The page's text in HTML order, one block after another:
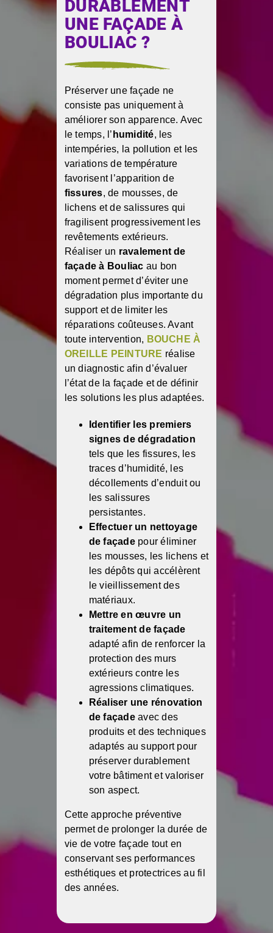
DURABLEMENT
UNE FAÇADE À
BOULIAC ?
Préserver une façade ne
consiste pas uniquement à
améliorer son apparence. Avec
le temps, l’ humidité, les
intempéries, la pollution et les
variations de température
favorisent l’apparition de
fissures, de mousses, de
lichens et de salissures qui
fragilisent progressivement les
revêtements extérieurs.
Réaliser un ravalement de
façade à Bouliac au bon
moment permet d’éviter une
dégradation plus importante du
support et de limiter les
réparations coûteuses. Avant
toute intervention, BOUCHE À
OREILLE PEINTURE réalise
un diagnostic afin d’évaluer
l’état de la façade et de définir
les solutions les plus adaptées.
Identifier les premiers
signes de dégradation
tels que les fissures, les
traces d’humidité, les
décollements d’enduit ou
les salissures
persistantes.
Effectuer un nettoyage
de façadepour éliminer
les mousses, les lichens et
les dépôts qui accélèrent
le vieillissement des
matériaux.
Mettre en œuvre un
traitement de façade
adapté afin de renforcer la
protection des murs
extérieurs contre les
agressions climatiques.
Réaliser une rénovation
de façadeavec des
produits et des techniques
adaptés au support pour
préserver durablement
votre bâtiment et valoriser
son aspect.
Cette approche préventive
permet de prolonger la durée de
vie de votre façade tout en
conservant ses performances
esthétiques et protectrices au fil
des années.